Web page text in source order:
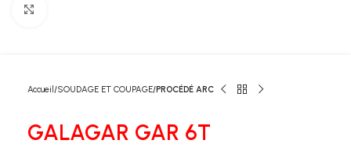
Accueil SOUDAGE ET COUPAGE PROCÉDÉ ARC
GALAGAR GAR 6T